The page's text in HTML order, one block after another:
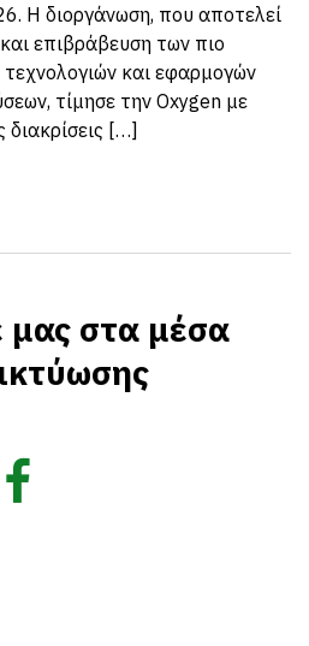
Η διοργάνωση, που αποτελεί
επιβράβευση των πιο
και εφαρμογών
τίμησε την Oxygen με
διακρίσεις […]
μας στα μέσα